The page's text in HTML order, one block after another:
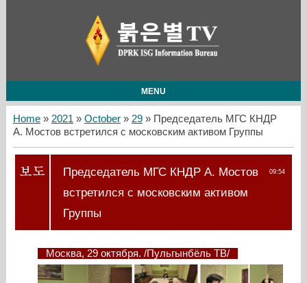
MENU
Home» 2021 » October » 29» Председатель МГС КНДР
А. Мостов встретился с московским активом Группы
09:54
Председатель МГС КНДР А. Мостов
встретился с московским активом
Группы
Москва, 29 октября. /Пульгынбёль ТВ/